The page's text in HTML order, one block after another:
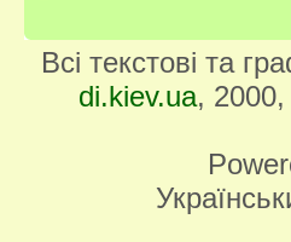
Всі текстові та
di.kiev.ua, 2000,